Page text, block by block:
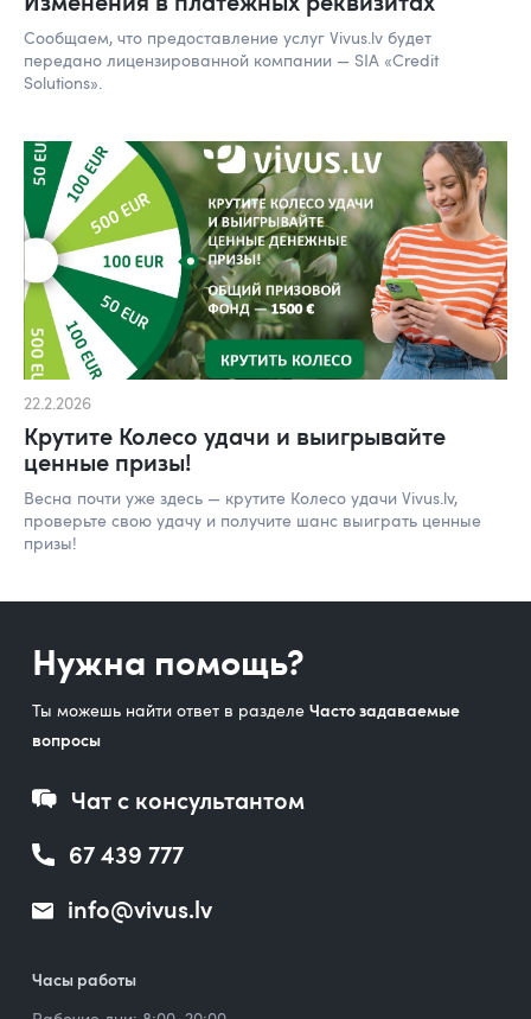
Сообщаем, что предоставление услуг Vivus.lv будет
передано лицензированной компании — SIA «Credit
Solutions».
22.2.2026
Крутите Колесо удачи и выигрывайте
ценные призы!
Весна почти уже здесь — крутите Колесо удачи Vivus.lv,
проверьте свою удачу и получите шанс выиграть ценные
призы!
Нужна помощь?
Ты можешь найти ответ в разделе Часто задаваемые
вопросы
Чат с консультантом
67 439 777
info@vivus.lv
Часы работы